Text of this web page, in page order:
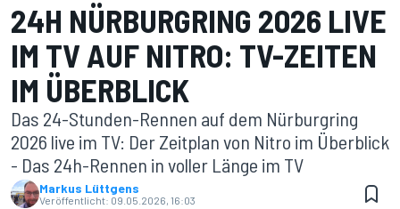
24H NÜRBURGRING 2026 LIVE
IM TV AUF NITRO: TV-ZEITEN
IM ÜBERBLICK
Das 24-Stunden-Rennen auf dem Nürburgring
2026 live im TV: Der Zeitplan von Nitro im Überblick
- Das 24h-Rennen in voller Länge im TV
Markus Lüttgens
Veröffentlicht: 09.05.2026, 16:03